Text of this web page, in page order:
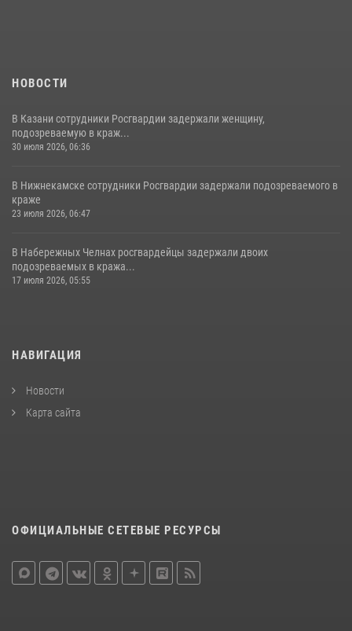
НОВОСТИ
В Казани сотрудники Росгвардии задержали женщину,
подозреваемую в краж...
30 июля 2026, 06:36
В Нижнекамске сотрудники Росгвардии задержали подозреваемого в
краже
23 июля 2026, 06:47
В Набережных Челнах росгвардейцы задержали двоих
подозреваемых в кража...
17 июля 2026, 05:55
НАВИГАЦИЯ
Новости
Карта сайта
ОФИЦИАЛЬНЫЕ СЕТЕВЫЕ РЕСУРСЫ